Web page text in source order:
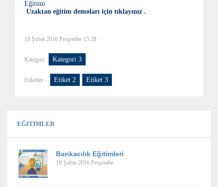
Eğitimi
Uzaktan eğitim demoları için tıklayınız .
18 Şubat 2016 Perşembe 15:28
Kategori : Kategori 3
Etiketler : Etiket 2 Etiket 3
EĞITIMLER
Bankacılık Eğitimleri
18 Şubat 2016 Perşembe